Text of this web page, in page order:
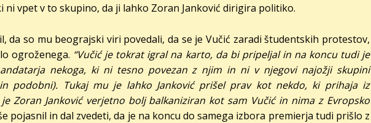
ni vpet v to skupino, da ji lahko Zoran Janković dirigira politiko.
da so mu beograjski viri povedali, da se je Vučić zaradi študentskih protestov,
ogroženega. “Vučić je tokrat igral na karto, da bi pripeljal in na koncu tudi je
nekoga, ki ni tesno povezan z njim in ni v njegovi najožji skupini
podobni). Tukaj mu je lahko Janković prišel prav kot nekdo, ki prihaja iz
Zoran Janković verjetno bolj balkaniziran kot sam Vučić in nima z Evropsko
pojasnil in dal zvedeti, da je na koncu do samega izbora premierja tudi prišlo z